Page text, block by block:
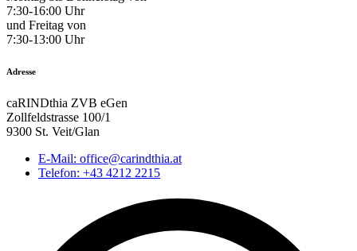
7:30-16:00 Uhr
und Freitag von
7:30-13:00 Uhr
Adresse
caRINDthia ZVB eGen
Zollfeldstrasse 100/1
9300 St. Veit/Glan
E-Mail: office@carindthia.at
Telefon: +43 4212 2215